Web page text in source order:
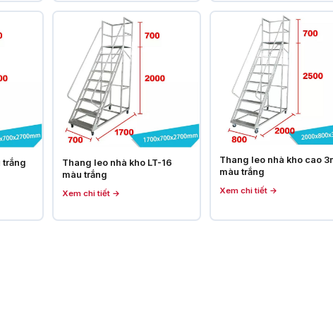
trắng
Thang leo nhà kho LT-16
màu trắng
Xem chi tiết →
Thang leo nhà kho cao
màu trắng
Xem chi tiết →